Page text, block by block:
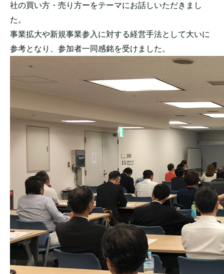
社の買い方・ 売り方ーをテーマにお話しいただきまし
た。
事業拡大や新規事業参入に対する経営手法として大いに
参考となり
、参加者一同感銘を受けました。